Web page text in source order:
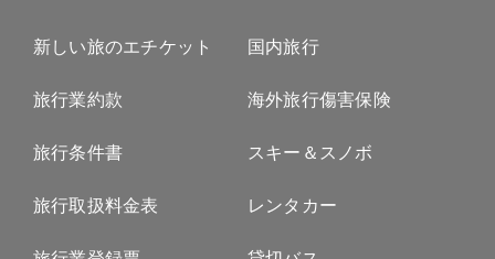
新しい旅のエチケット
旅行業約款
旅行条件書
旅行取扱料金表
国内旅行
海外旅行傷害保険
スキー＆スノボ
レンタカー